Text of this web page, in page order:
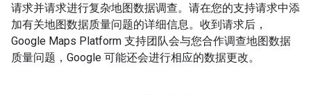
请求并请求进行复杂地图数据调查。请在您的支持请求中添
加有关地图数据质量问题的详细信息。收到请求后，
Google Maps Platform 支持团队会与您合作调查地图数据
质量问题，Google 可能还会进行相应的数据更改。